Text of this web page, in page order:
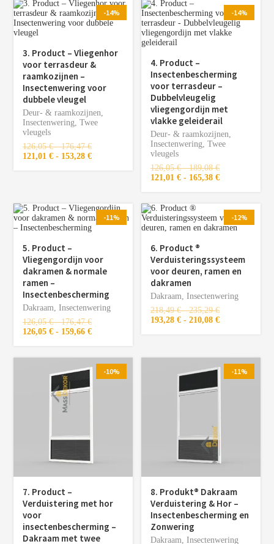
-14%
3. Product – Vliegenhor
voor terrasdeur &
raamkozijnen –
Insectenwering voor
dubbele vleugel
Deur- & raamkozijnen,
Insectenwering, Twee
vleugels
126,05€ - 176,47€
121,01 € - 153,28 €
-14%
4. Product –
Insectenbescherming
voor terrasdeur –
Dubbelvleugelig
vliegengordijn met
vlakke geleiderail
Deur- & raamkozijnen,
Insectenwering, Twee
vleugels
126,05€ - 189,08€
121,01 € - 165,38 €
-11%
5. Product –
Vliegengordijn voor
dakramen & normale
ramen –
Insectenbescherming
Dakraam, Insectenwering
126,05€ - 176,47€
126,05 € - 159,66 €
-12%
6. Product ®️
Verduisteringssysteem
voor deuren, ramen en
dakramen
Dakraam, Insectenwering
218,49€ - 235,29€
193,28 € - 210,08 €
-10%
7. Product –
Verduistering met hor
voor
insectenbescherming –
Dakraam met twee
-11%
8. Produkt®️ Dakraam
Verduistering & Hor –
Insectenbescherming en
Zonwering
Dakraam, Insectenwering